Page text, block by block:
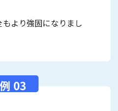
より強固になりまし